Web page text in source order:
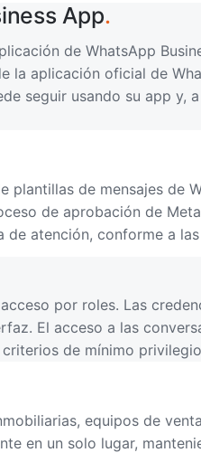
App.
de WhatsApp
la aplicación oficial de
seguir usando su app y,
plantillas de mensajes de
de aprobación de
atención, conforme a
por roles. Las
El acceso a las
de mínimo
equipos de
en un solo lugar,